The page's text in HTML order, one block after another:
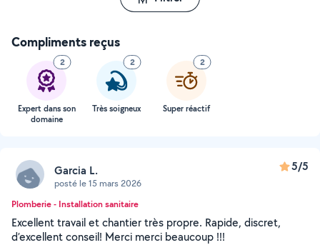
Compliments reçus
2
Expert dans son
domaine
2
Très soigneux
2
Super réactif
Garcia L.
posté le 15 mars 2026
5/5
Plomberie - Installation sanitaire
Excellent travail et chantier très propre. Rapide, discret,
d’excellent conseil! Merci merci beaucoup !!!